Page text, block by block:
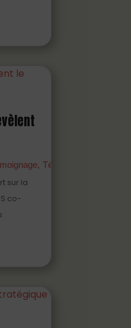
Témoigner
sur la
co-